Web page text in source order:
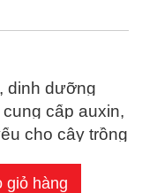
dinh dưỡng
cấp auxin,
cho cây trồng
giỏ hàng